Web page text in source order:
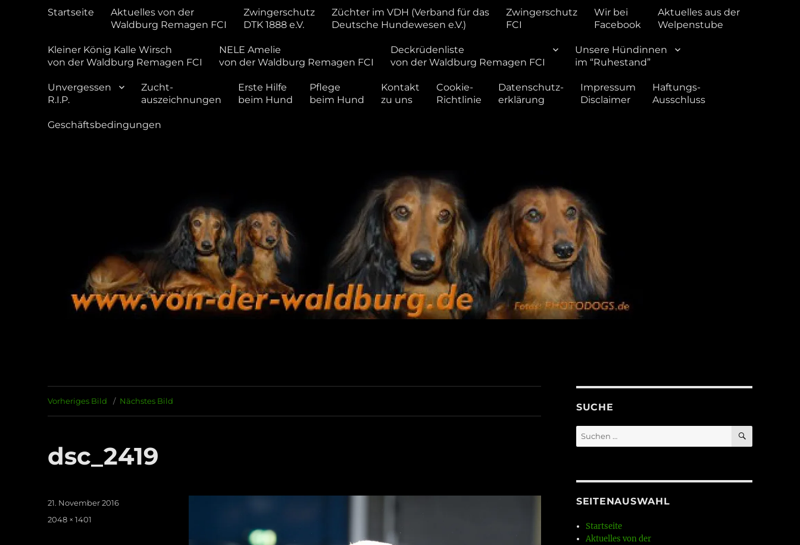
Startseite
Aktuelles von der
Waldburg Remagen FCI
Zwingerschutz
DTK 1888 e.V.
Züchter im VDH (Verband für das
Deutsche Hundewesen e.V.)
Zwingerschutz
FCI
Wir bei
Facebook
Aktuelles aus der
Welpenstube
Kleiner König Kalle Wirsch
von der Waldburg Remagen FCI
NELE Amelie
von der Waldburg Remagen FCI
Deckrüdenliste
von der Waldburg Remagen FCI
Unsere Hündinnen
im “Ruhestand”
Unvergessen
R.I.P.
Zucht-
auszeichnungen
Erste Hilfe
beim Hund
Pflege
beim Hund
Kontakt
zu uns
Cookie-
Richtlinie
Datenschutz-
erklärung
Impressum
Disclaimer
Haftungs-
Ausschluss
Geschäftsbedingungen
Vorheriges Bild Nächstes Bild
dsc_2419
Veröffentlicht
am
21. November 2016
Originalgröße
2048 × 1401
SUCHE
Suchen
nach:
SUCHEN
SEITENAUSWAHL
Startseite
Aktuelles von der